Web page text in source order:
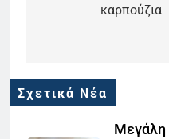
καρπούζια
Σχετικά Νέα
Μεγάλη